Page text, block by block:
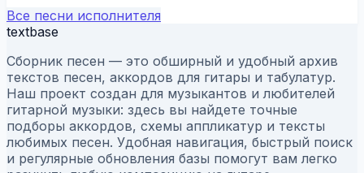
Все песни исполнителя
textbase
Сборник песен — это обширный и удобный архив
текстов песен, аккордов для гитары и табулатур.
Наш проект создан для музыкантов и любителей
гитарной музыки: здесь вы найдете точные
подборы аккордов, схемы аппликатур и тексты
любимых песен. Удобная навигация, быстрый поиск
и регулярные обновления базы помогут вам легко